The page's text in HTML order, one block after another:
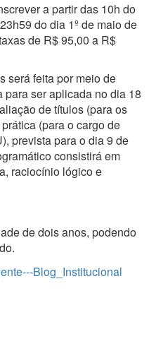
a partir das 10h do
do dia 1º de maio de
de R$ 95,00 a R$
será feita por meio de
ser aplicada no dia 18
de títulos (para os
(para o cargo de
prevista para o dia 9 de
consistirá em
raciocínio lógico e
de dois anos, podendo